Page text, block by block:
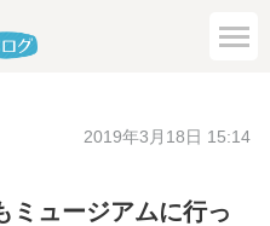
2019年3月18日 15:14
ミュージアムに行っ